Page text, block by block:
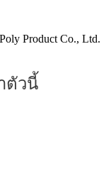
Product Co., Ltd.
ตัวนี้